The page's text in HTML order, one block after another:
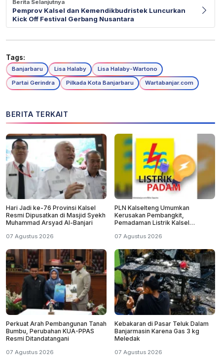
Berita Selanjutnya
Pemprov Kalsel dan Kemendikbudristek Luncurkan
Kick Off Festival Gerbang Nusantara
Tags:
Banjarbaru Lisa Halaby
Lisa Halaby-Wartono
Partai Gerindra
Pilkada Kota Banjarbaru Wartabanjar.com
BERITA TERKAIT
Hari Jadi ke-76 Provinsi Kalsel
Resmi Dipusatkan di Masjid Syekh
Muhammad Arsyad Al-Banjari
07 Agustus 2026
PLN Kalselteng Umumkan
Kerusakan Pembangkit,
Pemadaman Listrik Kalsel
07 Agustus 2026
Perkuat Arah Pembangunan Tanah
Bumbu, Perubahan KUA-PPAS
Resmi Ditandatangani
07 Agustus 2026
Kebakaran di Pasar Teluk Dalam
Banjarmasin Karena Gas 3 kg
Meledak
07 Agustus 2026